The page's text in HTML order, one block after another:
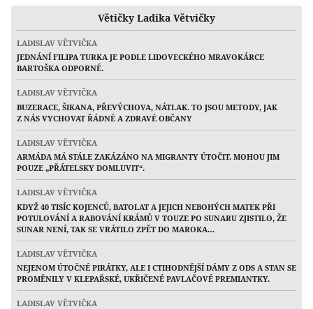
Větičky Ladika Větvičky
LADISLAV VĚTVIČKA
JEDNÁNÍ FILIPA TURKA JE PODLE LIDOVECKÉHO MRAVOKÁRCE
BARTOŠKA ODPORNÉ.
LADISLAV VĚTVIČKA
BUZERACE, ŠIKANA, PŘEVÝCHOVA, NÁTLAK. TO JSOU METODY, JAK
Z NÁS VYCHOVAT ŘÁDNÉ A ZDRAVÉ OBČANY
LADISLAV VĚTVIČKA
ARMÁDA MÁ STÁLE ZAKÁZÁNO NA MIGRANTY ÚTOČIT. MOHOU JIM
POUZE „PŘÁTELSKY DOMLUVIT“.
LADISLAV VĚTVIČKA
KDYŽ 40 TISÍC KOJENCŮ, BATOLAT A JEJICH NEBOHÝCH MATEK PŘI
POTULOVÁNÍ A RABOVÁNÍ KRÁMŮ V TOUZE PO SUNARU ZJISTILO, ŽE
SUNAR NENÍ, TAK SE VRÁTILO ZPĚT DO MAROKA…
LADISLAV VĚTVIČKA
NEJENOM ÚTOČNÉ PIRÁTKY, ALE I CTIHODNĚJŠÍ DÁMY Z ODS A STAN SE
PROMĚNILY V KLEPAŘSKÉ, UKŘIČENÉ PAVLAČOVÉ PREMIANTKY.
LADISLAV VĚTVIČKA